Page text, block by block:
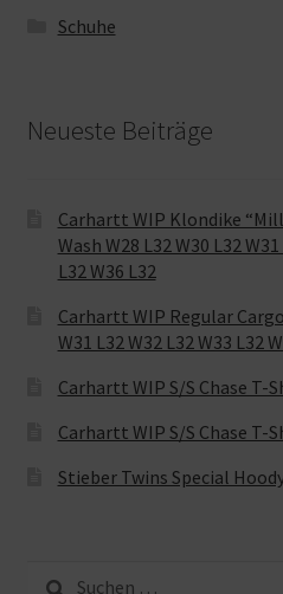
Schuhe
Neueste Beiträge
Carhartt WIP Klondike
Wash W28 L32 W30 L32
L32 W36 L32
Carhartt WIP Regular
W31 L32 W32 L32 W33 L32
Carhartt WIP S/S Chase T-
Carhartt WIP S/S Chase T-
Stieber Twins Special